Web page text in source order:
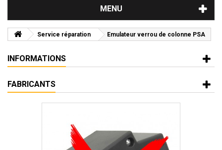
MENU
Service réparation Emulateur verrou de colonne PSA
INFORMATIONS
FABRICANTS